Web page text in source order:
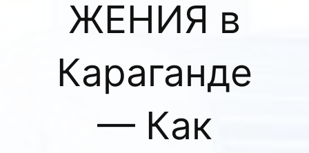
ЖЕНИЯ в
Караганде
— Как